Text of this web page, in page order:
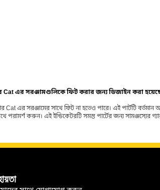
Cat এর সরঞ্জামগুলিকে ফিট করার জন্য ডিজাইন করা
Cat এর সরঞ্জামের সাথে ফিট না হতেও পারে। এই পার্টটি
করুন। এই ইন্ডিকেটরটি সমস্ত পার্টের জন্য সামঞ্জস্যের